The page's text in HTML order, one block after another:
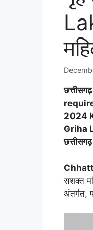
2024
Griha
सशक्त
अंतर्गत,